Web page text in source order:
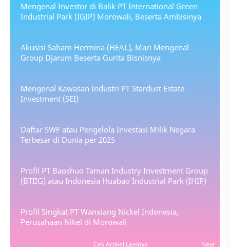
Mengenal Investor di Balik PT International Green
Industrial Park (IGIP) Morowali, Beserta Ambisinya
Akusisi Saham Hermina (HEAL), Mari Mengenal
Group Djarum Beserta Gurita Bisnisnya
Mengenal Kawasan Industri PT Stardust Estate
Investment (SEI)
Daftar SWF atau Pengelola Investasi Milik Negara
Terbesar di Dunia per 2025
Profil PT Baoshuo Taman Industry Investment Group
(BTIIG) atau Indonesia Huabao Industrial Park (IHIP)
Profil Singkat PT Wanxiang Nickel Indonesia,
Perusahaan Nikel di Morowali
Previous Next
Cek Artikel Lainnya